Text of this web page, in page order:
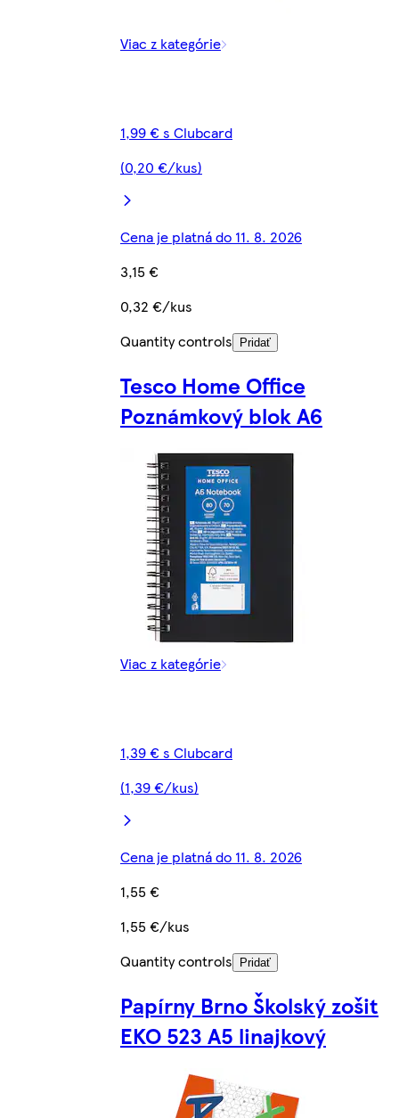
Viac z kategórie
1,99 € s Clubcard
(0,20 €/kus)
Cena je platná do 11. 8. 2026
3,15 €
0,32 €/kus
Quantity controls
Pridať
Tesco Home Office
Poznámkový blok A6
Viac z kategórie
1,39 € s Clubcard
(1,39 €/kus)
Cena je platná do 11. 8. 2026
1,55 €
1,55 €/kus
Quantity controls
Pridať
Papírny Brno Školský zošit
EKO 523 A5 linajkový